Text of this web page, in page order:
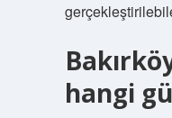
hangi